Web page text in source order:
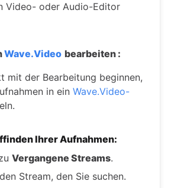
Video- oder Audio-Editor
Wave.Video bearbeiten :
mit der Bearbeitung beginnen,
in ein Wave.Video-
Ihrer Aufnahmen:
Vergangene Streams.
Stream, den Sie suchen.